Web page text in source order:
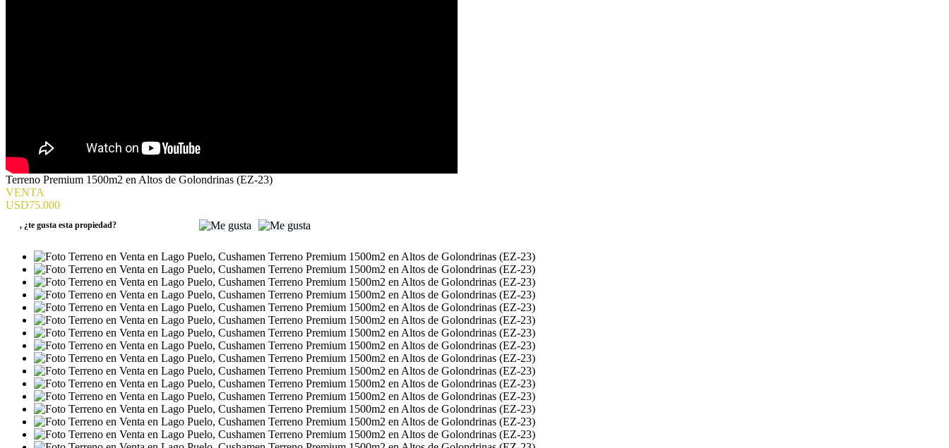
Terreno Premium 1500m2 en Altos de Golondrinas (EZ-23)
VENTA
USD75.000
, ¿te gusta esta propiedad?